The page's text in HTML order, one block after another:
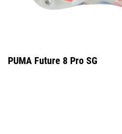
PUMA Future 8 Pro SG